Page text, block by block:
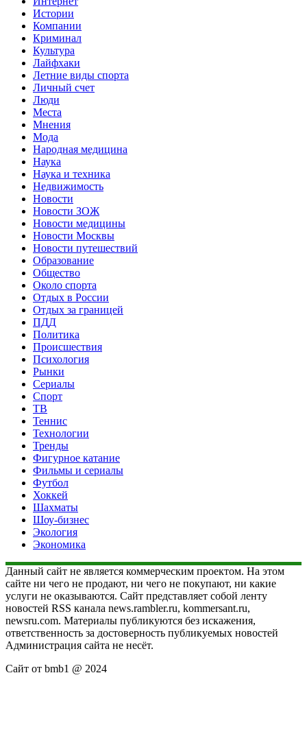
Истории
Компании
Криминал
Культура
Лайфхаки
Летние виды спорта
Личный счет
Люди
Места
Мнения
Мода
Народная медицина
Наука
Наука и техника
Недвижимость
Новости
Новости ЗОЖ
Новости медицины
Новости Москвы
Новости путешествий
Образование
Общество
Около спорта
Отдых в России
Отдых за границей
ПДД
Политика
Происшествия
Психология
Рынки
Сериалы
Спорт
ТВ
Теннис
Технологии
Тренды
Фигурное катание
Фильмы и сериалы
Футбол
Хоккей
Шахматы
Шоу-бизнес
Экология
Экономика
Данный сайт не является коммерческим проектом. На этом
сайте ни чего не продают, ни чего не покупают, ни какие
услуги не оказываются. Сайт представляет собой ленту
новостей RSS канала news.rambler.ru, kommersant.ru,
newsru.com. Материалы публикуются без искажения,
ответственность за достоверность публикуемых новостей
Администрация сайта не несёт.
Сайт от bmb1 @ 2024